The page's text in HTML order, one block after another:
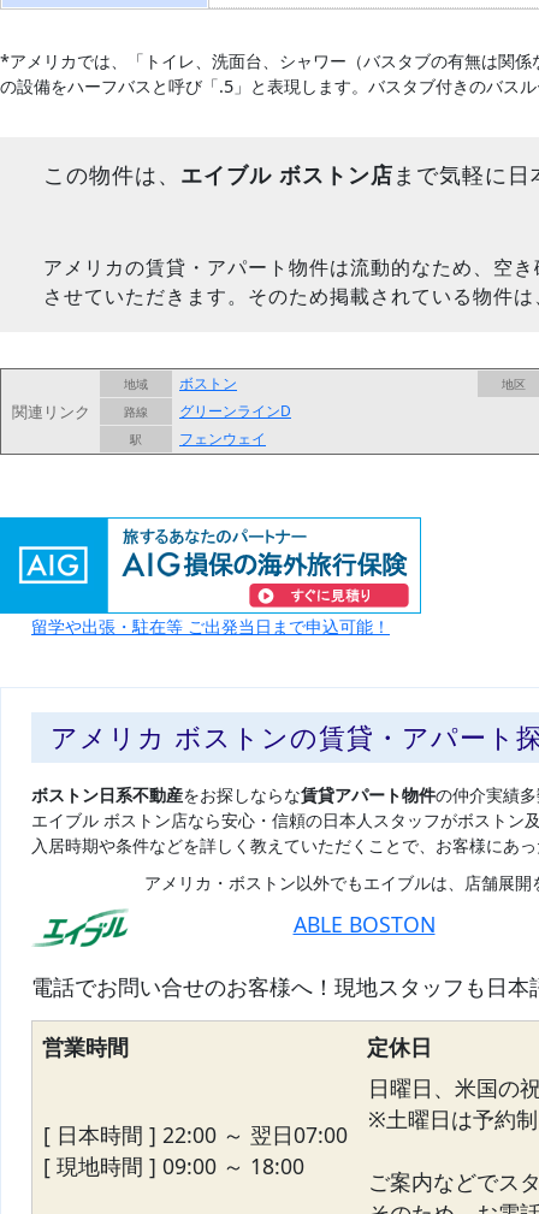
*アメリカでは、「トイレ、洗面台、シャワー（バスタブの有無は関
の設備をハーフバスと呼び「.5」と表現します。バスタブ付きのバス
この物件は、 エイブル ボストン店 まで気軽に
アメリカの賃貸・アパート物件は流動的なため、空
させていただきます。そのため掲載されている物件
関連リンク
地域 ボストン
地区
路線
グリーンラインD
駅 フェンウェイ
留学や出張・駐在等 ご出発当日まで申込可能！
アメリカ ボストンの賃貸・アパート
ボストン日系不動産をお探しならな賃貸アパート物件の仲介実績
エイブル ボストン店なら安心・信頼の日本人スタッフがボストン
入居時期や条件などを詳しく教えていただくことで、お客様にあ
アメリカ・ボストン以外でもエイブルは、店舗展
ABLE BOSTON
電話でお問い合せのお客様へ！現地スタッフも日
営業時間 定休日
[ 日本時間 ] 22:00 ～ 翌日07:00
[ 現地時間 ] 09:00 ～ 18:00
日曜日、米国の
※土曜日は予約制
ご案内などでス